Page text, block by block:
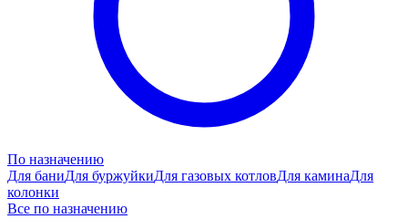
По назначению
Для баниДля буржуйкиДля газовых котловДля каминаДля
колонки
Все по назначению